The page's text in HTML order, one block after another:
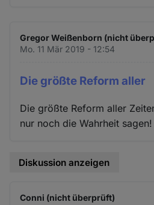
Gregor Weißenborn (nicht
Mo. 11 Mär 2019 - 12:54
Die größte Reform aller
Die größte Reform aller
nur noch die Wahrheit sagen!
Diskussion anzeigen
Conni (nicht überprüft)